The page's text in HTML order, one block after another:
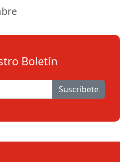
Boletín
Suscribete